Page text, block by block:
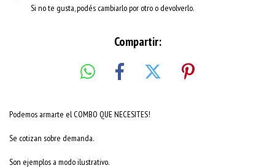
Si no te gusta, podés cambiarlo por otro o devolverlo.
Compartir:
Podemos armarte el COMBO QUE NECESITES!
Se cotizan sobre demanda.
Son ejemplos a modo ilustrativo.